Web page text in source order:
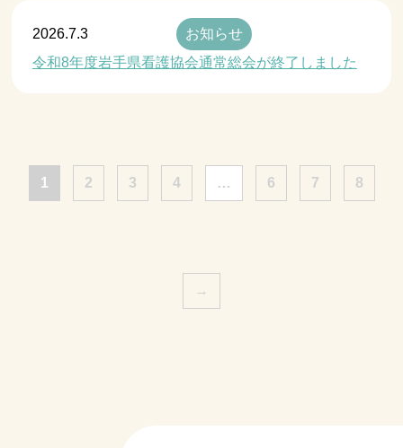
2026.7.3
お知らせ
令和8年度岩手県看護協会通常総会が終了しました
1 2 3 4 … 6 7 8
→